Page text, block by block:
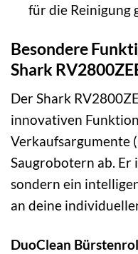
für die Reinigung
Besondere
Shark
Der Shark
innovativen
Verkaufsargumente
Saugrobotern ab. Er
sondern ein
an deine
DuoClean